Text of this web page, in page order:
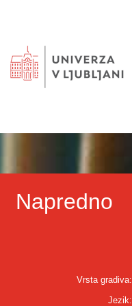
Napredno
Vrsta gradiva:
Jezik: